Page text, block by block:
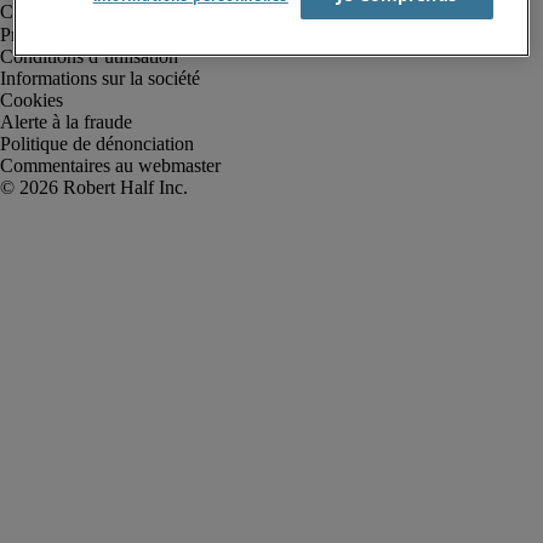
Protection des données personnelles
Conditions d’utilisation
Informations sur la société
Cookies
Alerte à la fraude
Politique de dénonciation
Commentaires au webmaster